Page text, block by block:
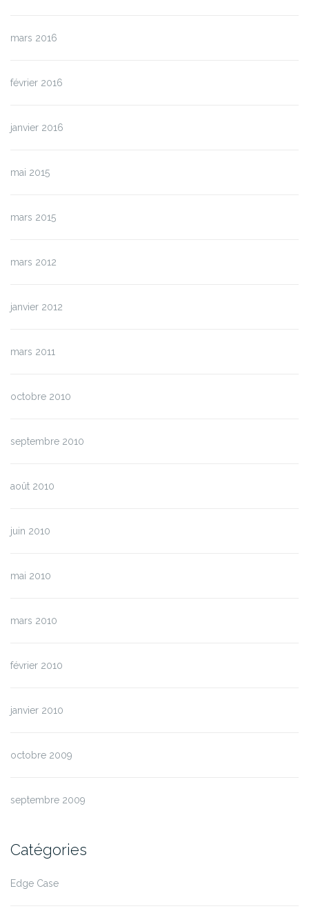
mars 2016
février 2016
janvier 2016
mai 2015
mars 2015
mars 2012
janvier 2012
mars 2011
octobre 2010
septembre 2010
août 2010
juin 2010
mai 2010
mars 2010
février 2010
janvier 2010
octobre 2009
septembre 2009
Catégories
Edge Case